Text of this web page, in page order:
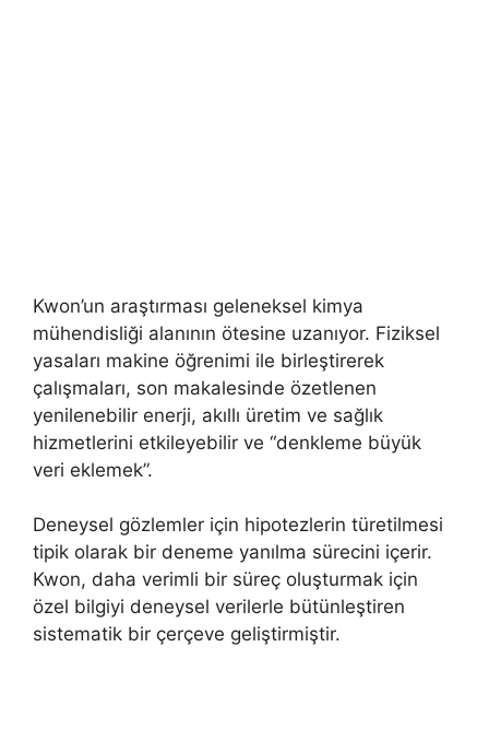
Kwon’un araştırması geleneksel kimya
mühendisliği alanının ötesine uzanıyor. Fiziksel
yasaları makine öğrenimi ile birleştirerek
çalışmaları, son makalesinde özetlenen
yenilenebilir enerji, akıllı üretim ve sağlık
hizmetlerini etkileyebilir ve “denkleme büyük
veri eklemek”.
Deneysel gözlemler için hipotezlerin türetilmesi
tipik olarak bir deneme yanılma sürecini içerir.
Kwon, daha verimli bir süreç oluşturmak için
özel bilgiyi deneysel verilerle bütünleştiren
sistematik bir çerçeve geliştirmiştir.